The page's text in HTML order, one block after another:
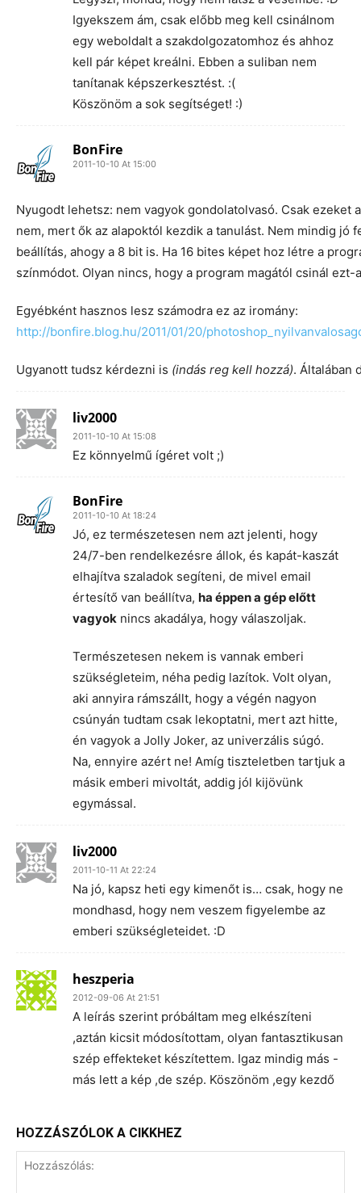
Igyekszem ám, csak előbb meg kell csinálnom
egy weboldalt a szakdolgozatomhoz és ahhoz
kell pár képet kreálni. Ebben a suliban nem
tanítanak képszerkesztést. :(
Köszönöm a sok segítséget! :)
BonFire
2011-10-10 At 15:00
Nyugodt lehetsz: nem vagyok gondolatolvasó. Csak
nem, mert ők az alapoktól kezdik a tanulást. Nem mindig jó
beállítás, ahogy a 8 bit is. Ha 16 bites képet hoz létre a
színmódot. Olyan nincs, hogy a program magától csinál ezt-
Egyébként hasznos lesz számodra ez az iromány:
http://bonfire.blog.hu/2011/01/20/
Ugyanott tudsz kérdezni is (indás reg kell hozzá). Általában
liv2000
2011-10-10 At 15:08
Ez könnyelmű ígéret volt ;)
BonFire
2011-10-10 At 18:24
Jó, ez természetesen nem azt jelenti, hogy
24/7-ben rendelkezésre állok, és kapát-kaszát
elhajítva szaladok segíteni, de mivel email
értesítő van beállítva, ha éppen a gép előtt
vagyok nincs akadálya, hogy válaszoljak.
Természetesen nekem is vannak emberi
szükségleteim, néha pedig lazítok. Volt olyan,
aki annyira rámszállt, hogy a végén nagyon
csúnyán tudtam csak lekoptatni, mert azt hitte,
én vagyok a Jolly Joker, az univerzális súgó.
Na, ennyire azért ne! Amíg tiszteletben tartjuk a
másik emberi mivoltát, addig jól kijövünk
egymással.
liv2000
2011-10-11 At 22:24
Na jó, kapsz heti egy kimenőt is… csak, hogy ne
mondhasd, hogy nem veszem figyelembe az
emberi szükségleteidet. :D
heszperia
2012-09-06 At 21:51
A leírás szerint próbáltam meg elkészíteni
,aztán kicsit módosítottam, olyan fantasztikusan
szép effekteket készítettem. Igaz mindig más -
más lett a kép ,de szép. Köszönöm ,egy kezdő
HOZZÁSZÓLOK A CIKKHEZ